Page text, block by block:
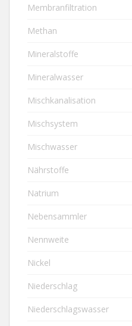
Membranfiltration
Methan
Mineralstoffe
Mineralwasser
Mischkanalisation
Mischsystem
Mischwasser
Nährstoffe
Natrium
Nebensammler
Nennweite
Nickel
Niederschlag
Niederschlagswasser